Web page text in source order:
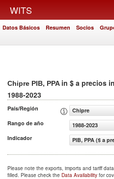
WITS
Datos Básicos Resumen Socios
Chipre PIB, PPA in $ a precios
1988-2023
País/Región
Chipre
Rango de año
1988-2023
Indicador
PIB, PPA ($ a
Please note the exports, imports and tariff
filled. Please check the Data Availability for